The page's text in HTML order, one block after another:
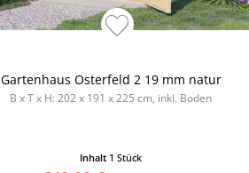
Gartenhaus Osterfeld 2 19 mm natur
B x T x H: 202 x 191 x 225 cm, inkl. Boden
Inhalt 1 Stück